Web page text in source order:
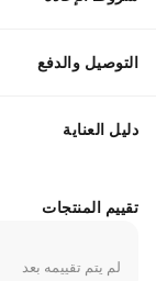
التوصيل والدفع
دليل العناية
تقييم المنتجات
لم يتم تقييمه بعد